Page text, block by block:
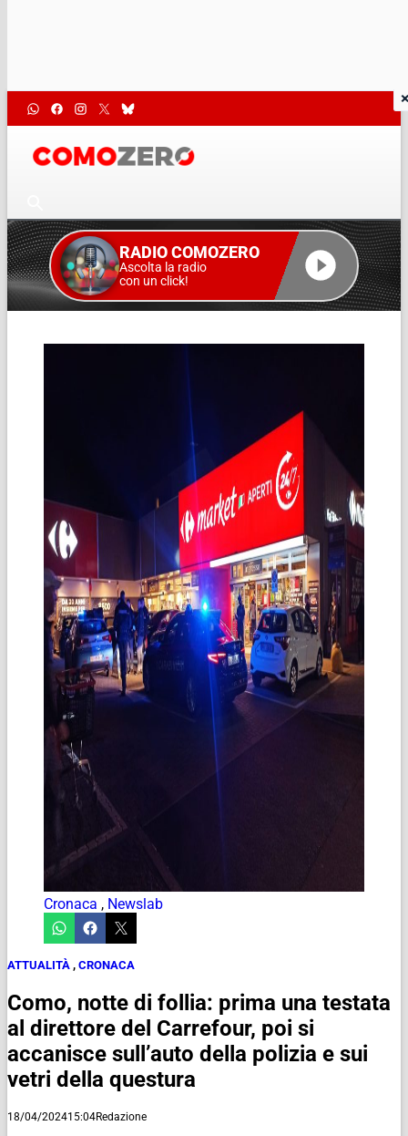
RADIO COMOZERO
Ascolta la radio
con un click!
Cronaca , Newslab
ATTUALITÀ , CRONACA
Como, notte di follia: prima una testata
al direttore del Carrefour, poi si
accanisce sull’auto della polizia e sui
vetri della questura
18/04/202415:04Redazione